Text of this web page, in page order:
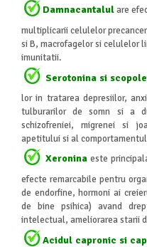
Damnacantalulare
multiplicarii celulelor
si B, macrofagelor si celulelor
imunitatii.
Serotonina si
lor in tratarea depresiilor,
tulburarilor de somn si a
schizofreniei, migrenei si
apetitului si al
Xeronina este
efecte remarcabile pentru
de endorfine, hormoni ai
de bine psihica) avand
intelectual, ameliorarea starii
Acidul capronic si